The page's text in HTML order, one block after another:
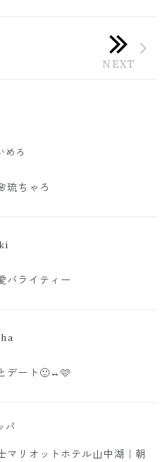
めろ
琉ちゃろ
バライティー
デート🙂‍↔️🩷
パ
マリオットホテル山中湖｜朝